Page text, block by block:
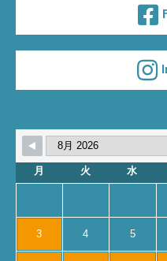
月 火 水
3 4 5